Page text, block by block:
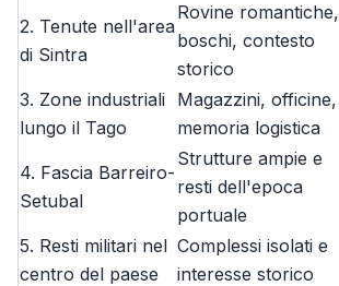
2. Tenute nell'area
di Sintra
Rovine romantiche,
boschi, contesto
storico
3. Zone industriali
lungo il Tago
Magazzini, officine,
memoria logistica
4. Fascia Barreiro-
Setubal
Strutture ampie e
resti dell'epoca
portuale
5. Resti militari nel
centro del paese
Complessi isolati e
interesse storico